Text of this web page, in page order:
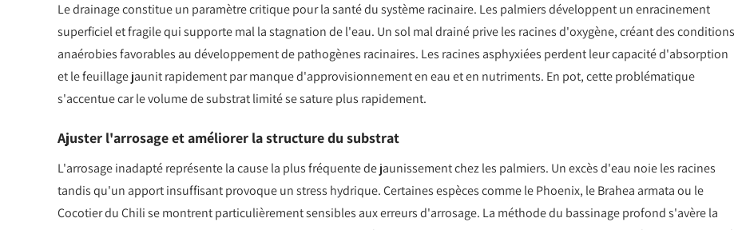
Le drainage constitue un paramètre critique pour la santé du système racinaire. Les palmiers développent un enracinement
superficiel et fragile qui supporte mal la stagnation de l'eau. Un sol mal drainé prive les racines d'oxygène, créant des conditions
anaérobies favorables au développement de pathogènes racinaires. Les racines asphyxiées perdent leur capacité d'absorption
et le feuillage jaunit rapidement par manque d'approvisionnement en eau et en nutriments. En pot, cette problématique
s'accentue car le volume de substrat limité se sature plus rapidement.
Ajuster l'arrosage et améliorer la structure du substrat
L'arrosage inadapté représente la cause la plus fréquente de jaunissement chez les palmiers. Un excès d'eau noie les racines
tandis qu'un apport insuffisant provoque un stress hydrique. Certaines espèces comme le Phoenix, le Brahea armata ou le
Cocotier du Chili se montrent particulièrement sensibles aux erreurs d'arrosage. La méthode du bassinage profond s'avère la